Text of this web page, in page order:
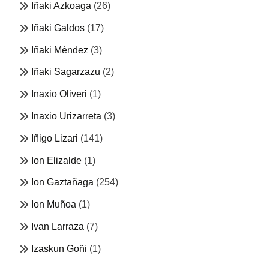
Iñaki Azkoaga (26)
Iñaki Galdos (17)
Iñaki Méndez (3)
Iñaki Sagarzazu (2)
Inaxio Oliveri (1)
Inaxio Urizarreta (3)
Iñigo Lizari (141)
Ion Elizalde (1)
Ion Gaztañaga (254)
Ion Muñoa (1)
Ivan Larraza (7)
Izaskun Goñi (1)